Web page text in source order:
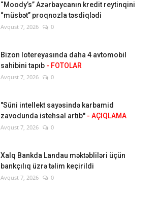
“Moody’s” Azərbaycanın kredit reytinqini
“müsbət” proqnozla təsdiqlədi
Avqust 7, 2026 0
Bizon lotereyasında daha 4 avtomobil
sahibini tapıb - FOTOLAR
Avqust 7, 2026 0
"Süni intellekt sayəsində karbamid
zavodunda istehsal artıb" - AÇIQLAMA
Avqust 7, 2026 0
Xalq Bankda Landau məktəbliləri üçün
bankçılıq üzrə təlim keçirildi
Avqust 7, 2026 0